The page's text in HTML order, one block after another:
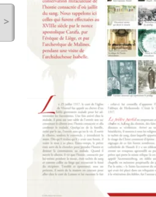
Miracles Euchar.
Contact
>